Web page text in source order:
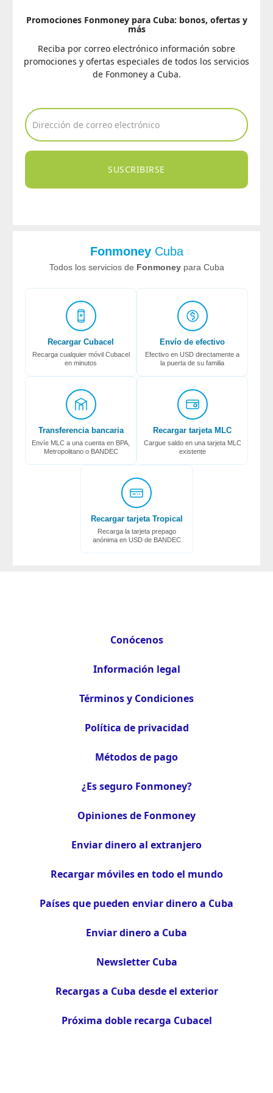
Promociones Fonmoney para Cuba: bonos, ofertas y
más
Reciba por correo electrónico información sobre
promociones y ofertas especiales de todos los servicios
de Fonmoney a Cuba.
SUSCRIBIRSE
FonmoneyCuba
Todos los servicios de Fonmoneypara Cuba
Recargar Cubacel
Recarga cualquier móvil Cubacel
en minutos
Envío de efectivo
Efectivo en USD directamente a
la puerta de su familia
Transferencia bancaria
Envíe MLC a una cuenta en BPA,
Metropolitano o BANDEC
Recargar tarjeta MLC
Cargue saldo en una tarjeta MLC
existente
Recargar tarjeta Tropical
Recarga la tarjeta prepago
anónima en USD de BANDEC
Conócenos
Información legal
Términos y Condiciones
Política de privacidad
Métodos de pago
¿Es seguro Fonmoney?
Opiniones de Fonmoney
Enviar dinero al extranjero
Recargar móviles en todo el mundo
Países que pueden enviar dinero a Cuba
Enviar dinero a Cuba
Newsletter Cuba
Recargas a Cuba desde el exterior
Próxima doble recarga Cubacel